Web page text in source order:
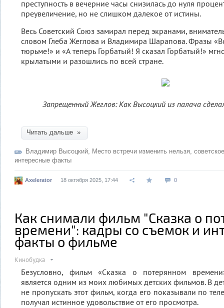
преступность в вечерние часы снизилась до нуля
преувеличение, но не слишком далекое от истины.
Весь Советский Союз замирал перед экранами,
словом Глеба Жеглова и Владимира Шарапова. Фразы
тюрьме!» и «А теперь Горбатый! Я сказал Горбатый!»
крылатыми и разошлись по всей стране.
Запрещенный Жеглов: Как Высоцкий из палача
Читать дальше »
Владимир Высоцкий, Место встречи изменить нельзя,
интересные факты
Axelerator 18 октября 2025, 17:44 0
Как снимали фильм "Сказка о
времени": кадры со съемок и
факты о фильме
Кинобудка
Безусловно, фильм «Сказка о потерянном
является одним из моих любимых детских фильмов. В
не пропускать этот фильм, когда его показывали по
получал истинное удовольствие от его просмотра.